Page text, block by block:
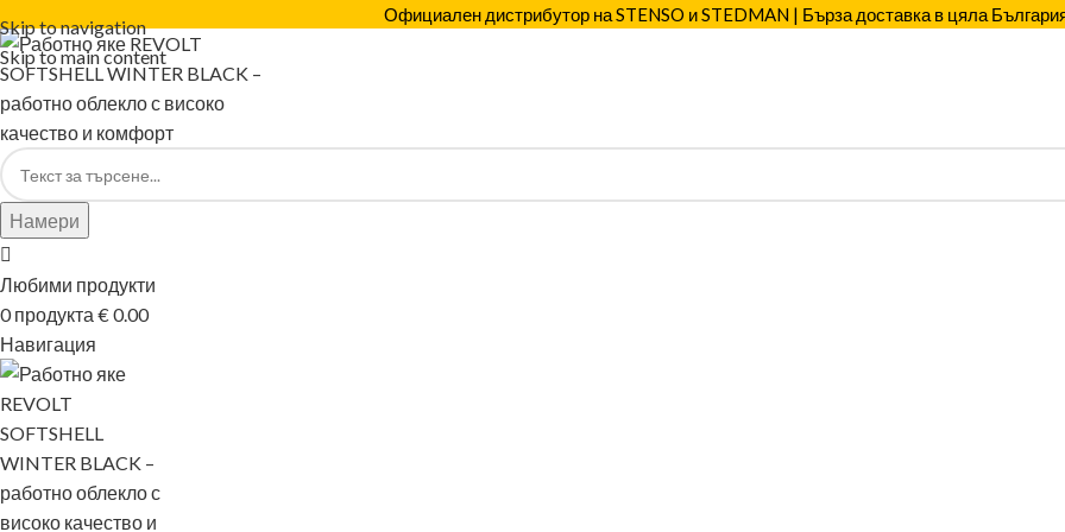
Skip to navigation
Skip to main content
Официален дистрибутор на STENSO и STEDMAN | Бърза доставка в цяла
Намери
Любими продукти
0продукта €0.00
Навигация